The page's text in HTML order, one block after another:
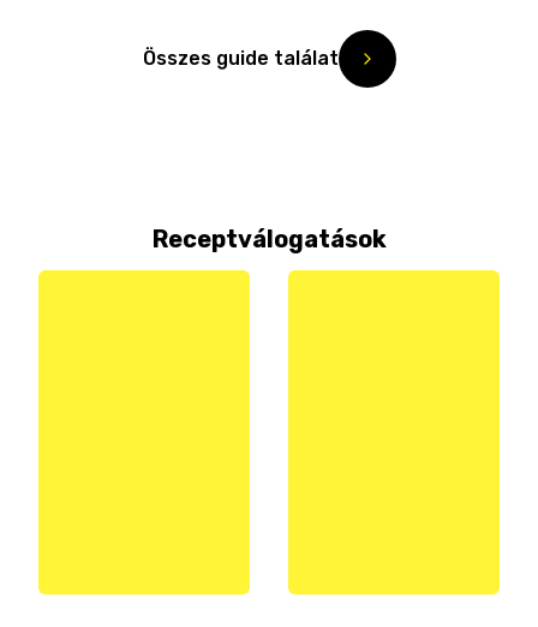
Összes guide találat
Receptválogatások